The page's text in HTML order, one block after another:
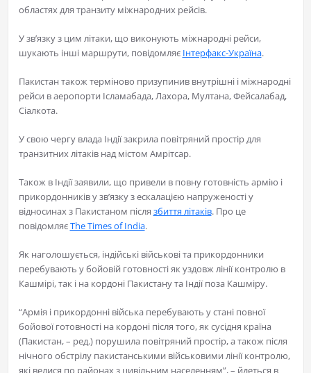
областях для транзиту міжнародних рейсів.
У зв’язку з цим літаки, що виконують міжнародні рейси,
шукають інші маршрути, повідомляє Інтерфакс-Україна.
Пакистан також терміново призупинив внутрішні і міжнародні
рейси в аеропорти Ісламабада, Лахора, Мултана, Фейсалабад,
Сіалкота.
У свою чергу влада Індії закрила повітряний простір для
транзитних літаків над містом Амрітсар.
Також в Індії заявили, що привели в повну готовність армію і
прикордонників у зв’язку з ескалацією напруженості у
відносинах з Пакистаном після збиття літаків. Про це
повідомляєThe Times of India.
Як наголошується, індійські військові та прикордонники
перебувають у бойовій готовності як уздовж лінії контролю в
Кашмірі, так і на кордоні Пакистану та Індії поза Кашміру.
“Армія і прикордонні війська перебувають у стані повної
бойової готовності на кордоні після того, як сусідня країна
(Пакистан, – ред.) порушила повітряний простір, а також після
нічного обстрілу пакистанськими військовими лінії контролю,
які велися по районах з цивільним населенням”, – йдеться в